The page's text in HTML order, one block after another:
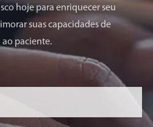
hoje para enriquecer seu
suas capacidades de
paciente.